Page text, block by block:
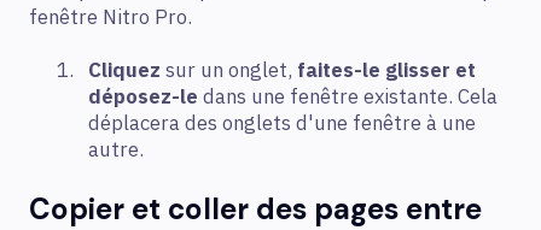
fenêtre Nitro Pro.
Cliquez sur un onglet, faites-le glisser et
déposez-le dans une fenêtre existante. Cela
déplacera des onglets d'une fenêtre à une
autre.
Copier et coller des pages entre